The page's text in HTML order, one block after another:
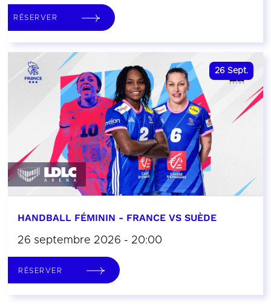
RÉSERVER
26 Sept.
HANDBALL FÉMININ - FRANCE VS SUÈDE
26 septembre 2026 - 20:00
RÉSERVER